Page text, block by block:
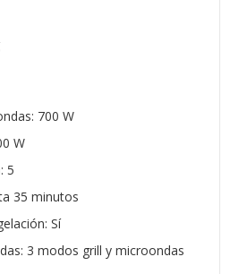
700 W
W
5
35 minutos
Sí
3 modos grill y microondas